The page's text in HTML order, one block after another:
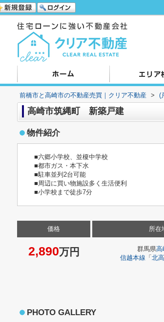
前橋市と高崎市の不動産売買｜クリア不動産 > (
高崎市筑縄町 新築戸建
物件紹介
■六郷小学校、並榎中学校
■都市ガス・本下水
■駐車並列2台可能
■周辺に買い物施設多く生活便利
■小学校まで徒歩7分
価格
2,890万円
所在
群馬県高
信越本線 「 北
PHOTO GALLERY